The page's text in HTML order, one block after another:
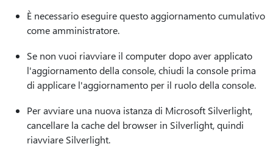
È necessario eseguire questo aggiornamento cumulativo
come amministratore.
Se non vuoi riavviare il computer dopo aver applicato
l'aggiornamento della console, chiudi la console prima
di applicare l'aggiornamento per il ruolo della console.
Per avviare una nuova istanza di Microsoft Silverlight,
cancellare la cache del browser in Silverlight, quindi
riavviare Silverlight.